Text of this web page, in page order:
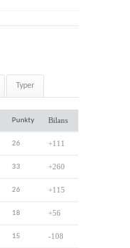
Typer
Punkty Bilans
26 +111
33 +260
26 +115
18 +56
15 -108